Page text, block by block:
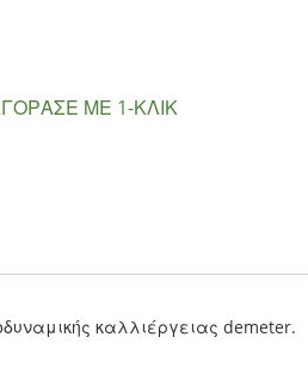
ΜΕ 1-ΚΛΙΚ
καλλιέργειας demeter.